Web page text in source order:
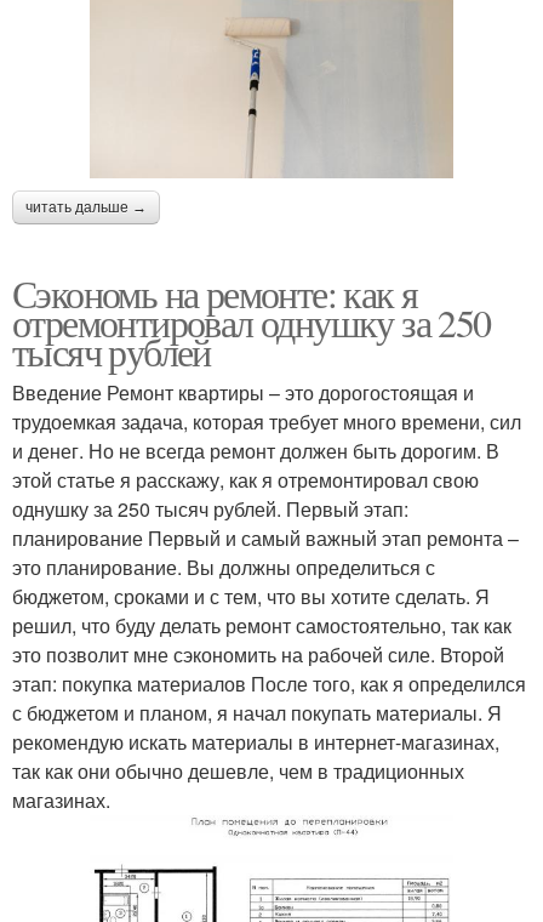
читать дальше →
Сэкономь на ремонте: как я
отремонтировал однушку за 250
тысяч рублей
Введение Ремонт квартиры – это дорогостоящая и
трудоемкая задача, которая требует много времени, сил
и денег. Но не всегда ремонт должен быть дорогим. В
этой статье я расскажу, как я отремонтировал свою
однушку за 250 тысяч рублей. Первый этап:
планирование Первый и самый важный этап ремонта –
это планирование. Вы должны определиться с
бюджетом, сроками и с тем, что вы хотите сделать. Я
решил, что буду делать ремонт самостоятельно, так как
это позволит мне сэкономить на рабочей силе. Второй
этап: покупка материалов После того, как я определился
с бюджетом и планом, я начал покупать материалы. Я
рекомендую искать материалы в интернет-магазинах,
так как они обычно дешевле, чем в традиционных
магазинах.